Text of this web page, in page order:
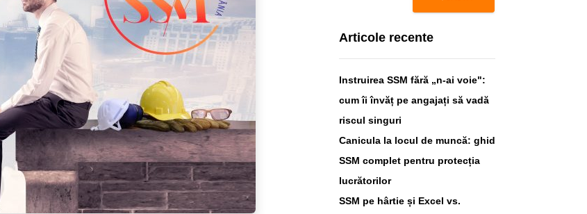
Articole recente
Instruirea SSM fără „n-ai voie":
cum îi învăț pe angajați să vadă
riscul singuri
Canicula la locul de muncă: ghid
SSM complet pentru protecția
lucrătorilor
SSM pe hârtie și Excel vs.